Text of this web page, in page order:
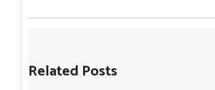
Related Posts